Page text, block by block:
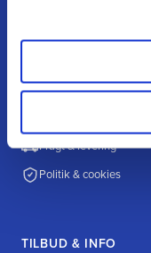
Hvordan handler jeg?
Fragt & levering
Politik & cookies
TILBUD & INFO